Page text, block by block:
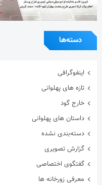
دسته‌ها
اینفوگرافی
تازه های پهلوانی
خارج گود
داستان های پهلوانی
دسته‌بندی نشده
گزارش تصویری
گفتگوی اختصاصی
معرفی زورخانه ها